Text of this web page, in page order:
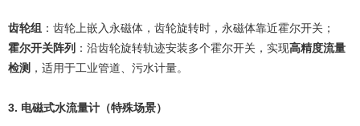
齿轮组 ：齿轮上嵌入永磁体，齿轮旋转时，永磁体靠近霍尔开关；
霍尔开关阵列 ：沿齿轮旋转轨迹安装多个霍尔开关，实现高精度流量
检测 ，适用于工业管道、污水计量。
3. 电磁式水流量计（特殊场景）